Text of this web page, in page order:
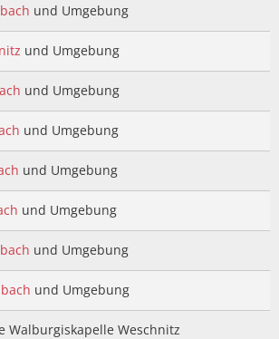
und Umgebung
und Umgebung
und Umgebung
und Umgebung
und Umgebung
und Umgebung
und Umgebung
und Umgebung
Walburgiskapelle Weschnitz